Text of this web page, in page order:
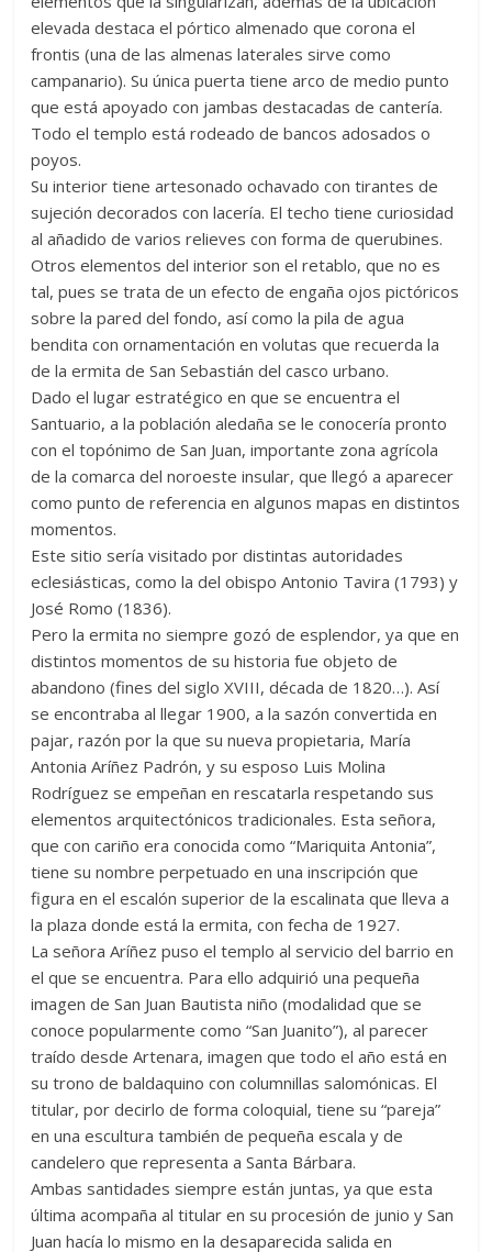
elevada destaca el pórtico almenado que corona el
frontis (una de las almenas laterales sirve como
campanario). Su única puerta tiene arco de medio punto
que está apoyado con jambas destacadas de cantería.
Todo el templo está rodeado de bancos adosados o
poyos.
Su interior tiene artesonado ochavado con tirantes de
sujeción decorados con lacería. El techo tiene curiosidad
al añadido de varios relieves con forma de querubines.
Otros elementos del interior son el retablo, que no es
tal, pues se trata de un efecto de engaña ojos pictóricos
sobre la pared del fondo, así como la pila de agua
bendita con ornamentación en volutas que recuerda la
de la ermita de San Sebastián del casco urbano.
Dado el lugar estratégico en que se encuentra el
Santuario, a la población aledaña se le conocería pronto
con el topónimo de San Juan, importante zona agrícola
de la comarca del noroeste insular, que llegó a aparecer
como punto de referencia en algunos mapas en distintos
momentos.
Este sitio sería visitado por distintas autoridades
eclesiásticas, como la del obispo Antonio Tavira (1793) y
José Romo (1836).
Pero la ermita no siempre gozó de esplendor, ya que en
distintos momentos de su historia fue objeto de
abandono (fines del siglo XVIII, década de 1820…). Así
se encontraba al llegar 1900, a la sazón convertida en
pajar, razón por la que su nueva propietaria, María
Antonia Aríñez Padrón, y su esposo Luis Molina
Rodríguez se empeñan en rescatarla respetando sus
elementos arquitectónicos tradicionales. Esta señora,
que con cariño era conocida como “Mariquita Antonia”,
tiene su nombre perpetuado en una inscripción que
figura en el escalón superior de la escalinata que lleva a
la plaza donde está la ermita, con fecha de 1927.
La señora Aríñez puso el templo al servicio del barrio en
el que se encuentra. Para ello adquirió una pequeña
imagen de San Juan Bautista niño (modalidad que se
conoce popularmente como “San Juanito”), al parecer
traído desde Artenara, imagen que todo el año está en
su trono de baldaquino con columnillas salomónicas. El
titular, por decirlo de forma coloquial, tiene su “pareja”
en una escultura también de pequeña escala y de
candelero que representa a Santa Bárbara.
Ambas santidades siempre están juntas, ya que esta
última acompaña al titular en su procesión de junio y San
Juan hacía lo mismo en la desaparecida salida en